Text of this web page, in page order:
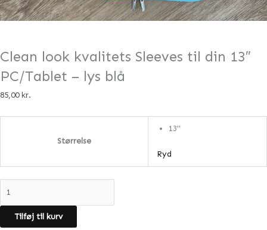
Clean look kvalitets Sleeves til din 13″
PC/Tablet – lys blå
85,00kr.
Størrelse
13"
Ryd
Tilføj til kurv